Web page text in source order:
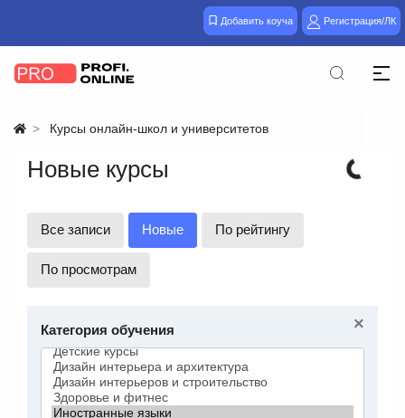
Добавить коуча Регистрация/ЛК
Курсы онлайн-школ и университетов
Новые курсы
Все записи Новые По рейтингу
По просмотрам
×
Категория обучения